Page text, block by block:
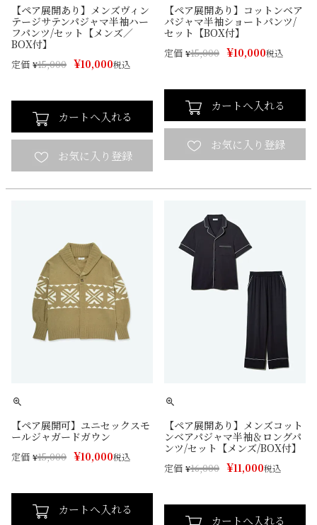
【ペア展開あり】メンズヴィン
テージサテンパジャマ半袖ハー
フパンツ/セット【メンズ／
BOX付】
定価 ¥15,000 ¥10,000税込
カートへ入れる
【ペア展開あり】コットンベア
パジャマ半袖ショートパンツ/
セット【BOX付】
定価 ¥15,000 ¥10,000税込
カートへ入れる
【ペア展開可】ユニセックスモ
ールジャガードガウン
定価 ¥15,000 ¥10,000税込
カートへ入れる
【ペア展開あり】メンズコット
ンベアパジャマ半袖＆ロングパ
ンツ/セット【メンズ/BOX付】
定価 ¥16,000 ¥11,000税込
カートへ入れる